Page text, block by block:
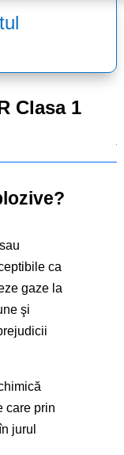
Clasa 1
ca
gaze la
şi
care prin
jurul